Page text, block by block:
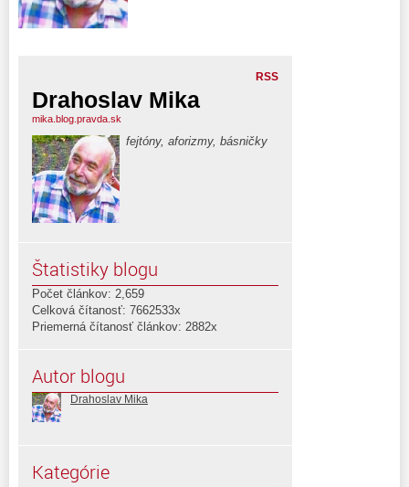
RSS
Drahoslav Mika
mika.blog.pravda.sk
fejtóny, aforizmy, básničky
Štatistiky blogu
Počet článkov: 2,659
Celková čítanosť: 7662533x
Priemerná čítanosť článkov: 2882x
Autor blogu
Drahoslav Mika
Kategórie